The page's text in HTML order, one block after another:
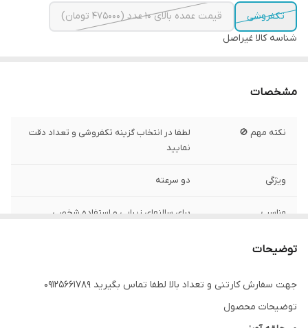
تکفروشی
قیمت عمده بالای ۱۰ عدد (۴۷۵۰۰۰ تومان)
شناسه کالا غیراصل
مشخصات
نکته مهم 🚫
لطفا در انتخاب گزینه تکفروشی و تعداد دقت
نمایید
ویژگی دو سرعته
مناسب برای سالنهای زیبایی و استفاده شخصی
متمرکز کننده
نوع موتور
توضیحات
جهت سفارش کارتنی و تعداد بالا لطفا تماس بگیرید ۰۹۱۲۵۶۶۱۷۸۹
توضیحات محصول